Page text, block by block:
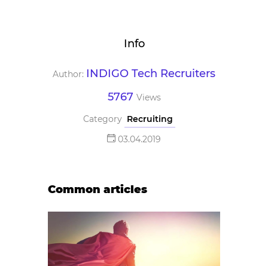
Info
Author: INDIGO Tech Recruiters
5767 Views
Category Recruiting
03.04.2019
Common articles